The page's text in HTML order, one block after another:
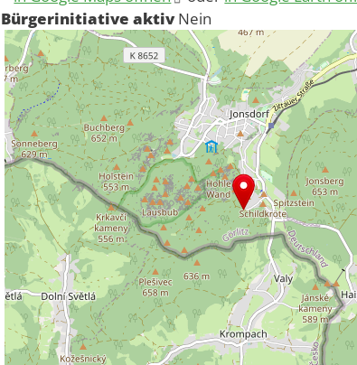
Bürgerinitiative aktiv Nein